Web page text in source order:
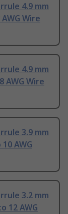
4.9 mm
Wire
4.9 mm
AWG Wire
3.9 mm
AWG
3.2 mm
12 AWG